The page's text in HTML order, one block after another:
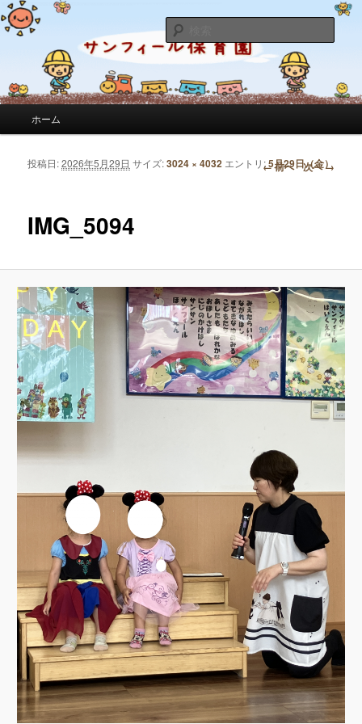
サンフィール保育園のブログ
サンフィール保育園のせんせいのブログです。園の日常を綴っています。
索
メインコンテンツへ移動
サブコンテンツへ移動
ホーム
画像ナビゲーション ← 前へ 次へ →
IMG_5094
投稿日:2026年5月29日 サイズ:3024 × 4032 エントリ:5月29日（金）